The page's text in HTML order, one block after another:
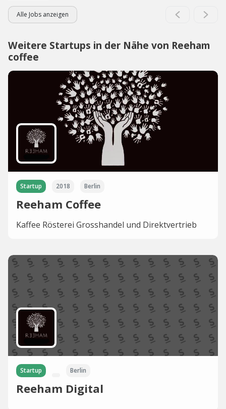
Alle Jobs anzeigen
Weitere Startups in der Nähe von Reeham
coffee
Startup 2018 Berlin
Reeham Coffee
Kaffee Rösterei Grosshandel und Direktvertrieb
Startup Berlin
Reeham Digital